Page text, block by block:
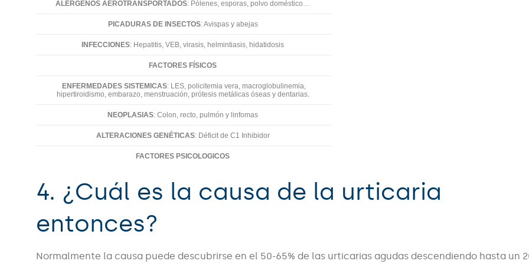
ALERGENOS AEROTRANSPORTADOS: Pólenes, esporas, polvo doméstico…
PICADURAS DE INSECTOS: Avispas y abejas
INFECCIONES: Hepatitis, VEB, virasis, helmintiasis, hidatidosis
FACTORES FÍSICOS
ENFERMEDADES SISTEMICAS: LES, policitemia vera, macroglobulinemia,
hipertiroidismo, embarazo, menstruación, prótesis metálicas óseas y dentarias.
NEOPLASIAS: Colon, recto, pulmón y linfomas
ALTERACIONES GENÉTICAS: Déficit de C1 Inhibidor
FACTORES PSICOLOGICOS
4. ¿Cuál es la causa de la urticaria
entonces?
Normalmente la causa puede descubrirse en el 50-65% de las urticarias agudas descendiendo hasta un